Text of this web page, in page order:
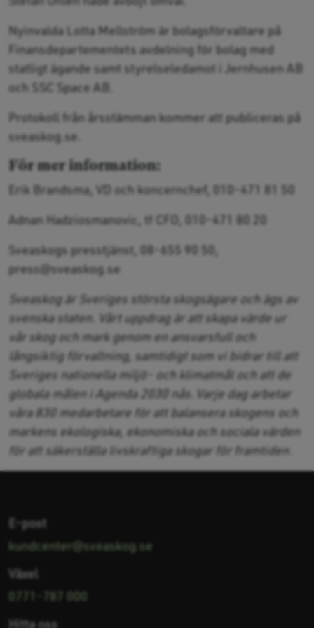
Nyinvalda Lotta Mellström är bolagsförvaltare på
Finansdepartementets avdelning för bolag med
statligt ägande samt styrelseledamot i Jernhusen AB
och SSC Space AB.
Protokoll från årsstämman kommer att publiceras på
sveaskog.se.
För mer information:
Erik Brandsma, VD och koncernchef, 010-471 81 50
Adnan Hadziosmanovic, tf CFO, 010-471 80 20
Sveaskogs presstjänst, 08-655 90 50,
press@sveaskog.se
Sveaskog är Sveriges största skogsägare och ägs av
svenska staten. Vårt uppdrag är att skapa värde ur
vår skog och mark genom en ansvarsfull och
långsiktig förvaltning, samtidigt som vi bidrar till att
Sveriges nationella miljö- och klimatmål och att de
globala målen i Agenda 2030 nås. Varje dag arbetar
våra 830 medarbetare för att balansera skogens och
markens ekologiska, ekonomiska och sociala värden
för att säkerställa livskraftiga skogar för framtiden.
E-post
kundcenter@sveaskog.se
Växel
0771-787 000
Hitta oss